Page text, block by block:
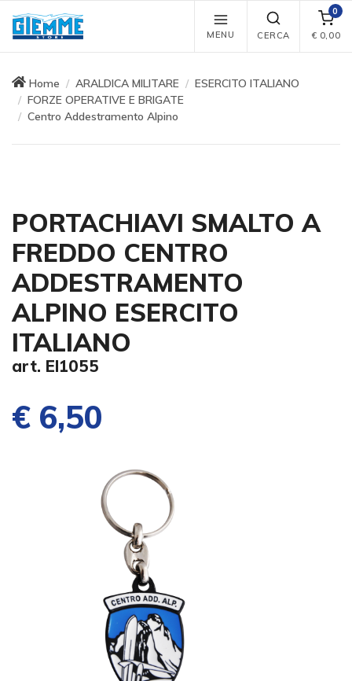
MENU CERCA
0
€ 0,00
Home ARALDICA MILITARE
ESERCITO ITALIANO
FORZE OPERATIVE E BRIGATE
Centro Addestramento Alpino
PORTACHIAVI SMALTO A
FREDDO CENTRO
ADDESTRAMENTO
ALPINO ESERCITO
ITALIANO
art. EI1055
€ 6,50